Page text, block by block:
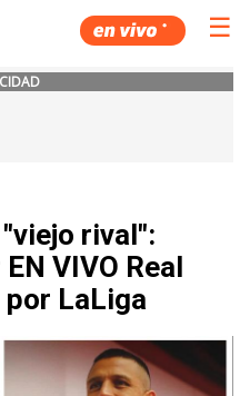
☰
rival":
VIVO Real
LaLiga